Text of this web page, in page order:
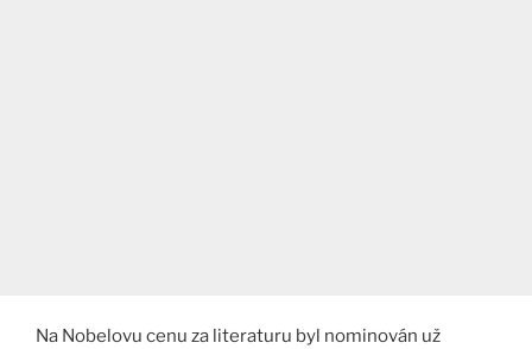
Na Nobelovu cenu za literaturu byl nominován už